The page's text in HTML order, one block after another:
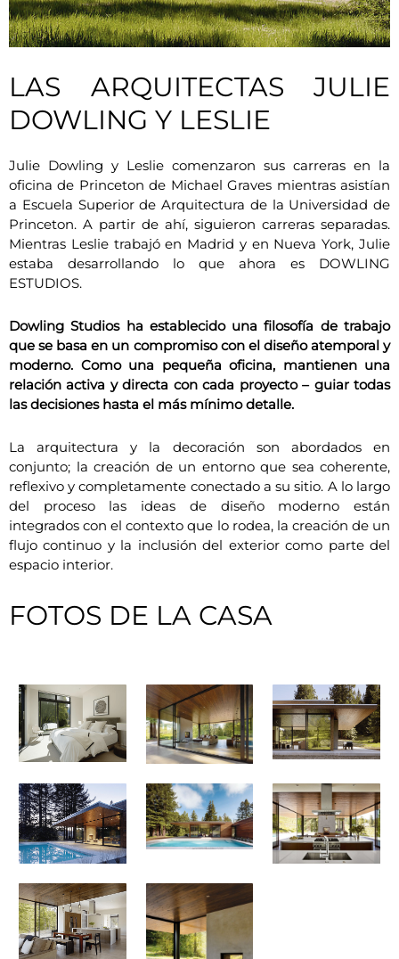
LAS ARQUITECTAS JULIE
DOWLING Y LESLIE
Julie Dowling y Leslie comenzaron sus carreras en la
oficina de Princeton de Michael Graves mientras asistían
a Escuela Superior de Arquitectura de la Universidad de
Princeton. A partir de ahí, siguieron carreras separadas.
Mientras Leslie trabajó en Madrid y en Nueva York, Julie
estaba desarrollando lo que ahora es DOWLING
ESTUDIOS.
Dowling Studios ha establecido una filosofía de trabajo
que se basa en un compromiso con el diseño atemporal y
moderno. Como una pequeña oficina, mantienen una
relación activa y directa con cada proyecto – guiar todas
las decisiones hasta el más mínimo detalle.
La arquitectura y la decoración son abordados en
conjunto; la creación de un entorno que sea coherente,
reflexivo y completamente conectado a su sitio. A lo largo
del proceso las ideas de diseño moderno están
integrados con el contexto que lo rodea, la creación de un
flujo continuo y la inclusión del exterior como parte del
espacio interior.
FOTOS DE LA CASA